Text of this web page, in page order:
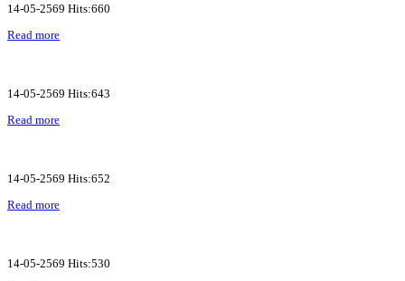
14-05-2569 Hits:660
Read more
14-05-2569 Hits:643
Read more
14-05-2569 Hits:652
Read more
14-05-2569 Hits:530